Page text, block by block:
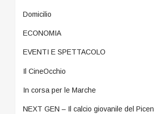
Domicilio
ECONOMIA
EVENTI E SPETTACOLO
Il CineOcchio
In corsa per le Marche
NEXT GEN – Il calcio giovanile del